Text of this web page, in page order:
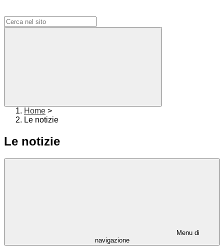
Home >
Le notizie
Le notizie
Menu di
navigazione